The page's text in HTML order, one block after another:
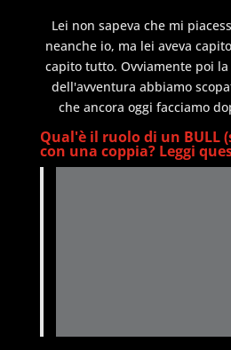
Lei non sapeva che mi
neanche io, ma lei aveva
capito tutto. Ovviamente poi
dell'avventura abbiamo
che ancora oggi facciamo
Qual'è il ruolo di un BULL
con una coppia? Leggi